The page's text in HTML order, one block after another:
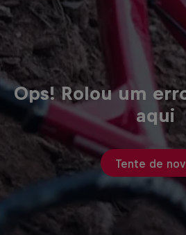
Ops! Rolou um
aqui
Tente de